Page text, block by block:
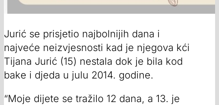
Jurić se prisjetio najbolnijih dana i
najveće neizvjesnosti kad je njegova kći
Tijana Jurić (15) nestala dok je bila kod
bake i djeda u julu 2014. godine.
“Moje dijete se tražilo 12 dana, a 13. je